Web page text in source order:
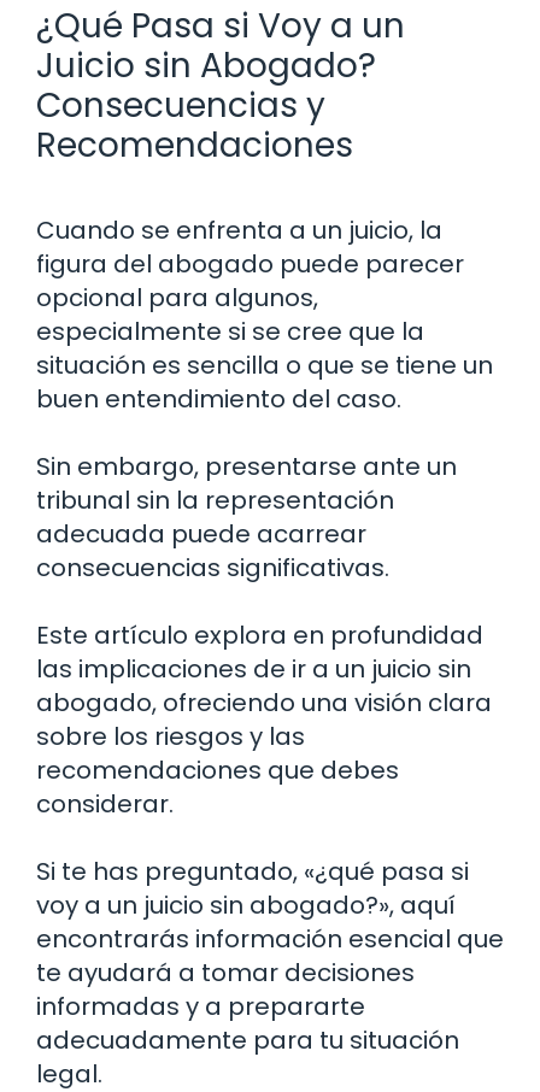
¿Qué Pasa si Voy a un
Juicio sin Abogado?
Consecuencias y
Recomendaciones
Cuando se enfrenta a un juicio, la
figura del abogado puede parecer
opcional para algunos,
especialmente si se cree que la
situación es sencilla o que se tiene un
buen entendimiento del caso.
Sin embargo, presentarse ante un
tribunal sin la representación
adecuada puede acarrear
consecuencias significativas.
Este artículo explora en profundidad
las implicaciones de ir a un juicio sin
abogado, ofreciendo una visión clara
sobre los riesgos y las
recomendaciones que debes
considerar.
Si te has preguntado, «¿qué pasa si
voy a un juicio sin abogado?», aquí
encontrarás información esencial que
te ayudará a tomar decisiones
informadas y a prepararte
adecuadamente para tu situación
legal.